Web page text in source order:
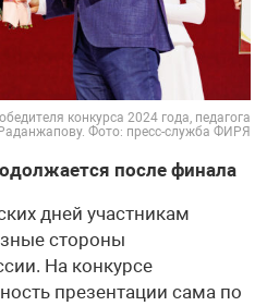
конкурса 2024 года, педагога
Фото: пресс-служба ФИРЯ
после финала
дней участникам
стороны
На конкурсе
презентации сама по